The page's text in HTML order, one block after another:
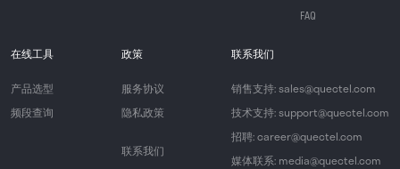
FAQ
在线工具
产品选型
频段查询
政策
服务协议
隐私政策
联系我们
联系我们
销售支持: sales@quectel.com
技术支持: support@quectel.com
招聘: career@quectel.com
媒体联系: media@quectel.com